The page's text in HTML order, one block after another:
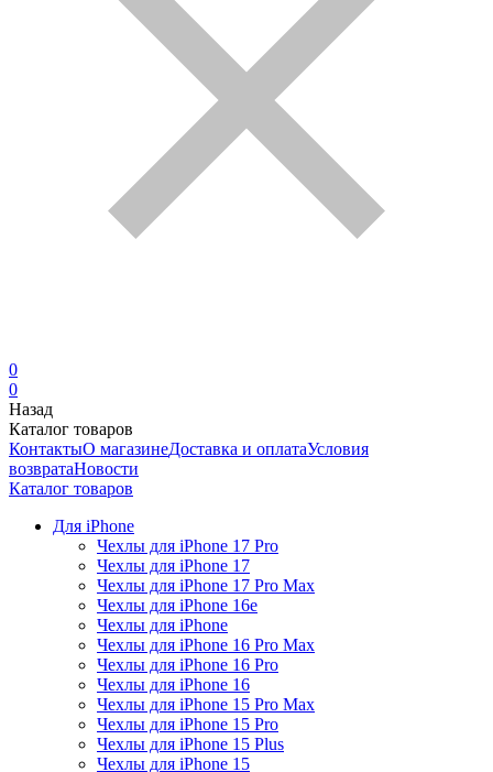
0
0
Назад
Каталог товаров
КонтактыО магазинеДоставка и оплатаУсловия
возвратаНовости
Каталог товаров
Для iPhone
Чехлы для iPhone 17 Pro
Чехлы для iPhone 17
Чехлы для iPhone 17 Pro Max
Чехлы для iPhone 16e
Чехлы для iPhone
Чехлы для iPhone 16 Pro Max
Чехлы для iPhone 16 Pro
Чехлы для iPhone 16
Чехлы для iPhone 15 Pro Max
Чехлы для iPhone 15 Pro
Чехлы для iPhone 15 Plus
Чехлы для iPhone 15